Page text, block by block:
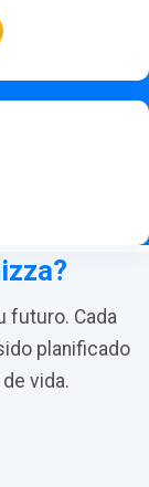
futuro. Cada
planificado
vida.